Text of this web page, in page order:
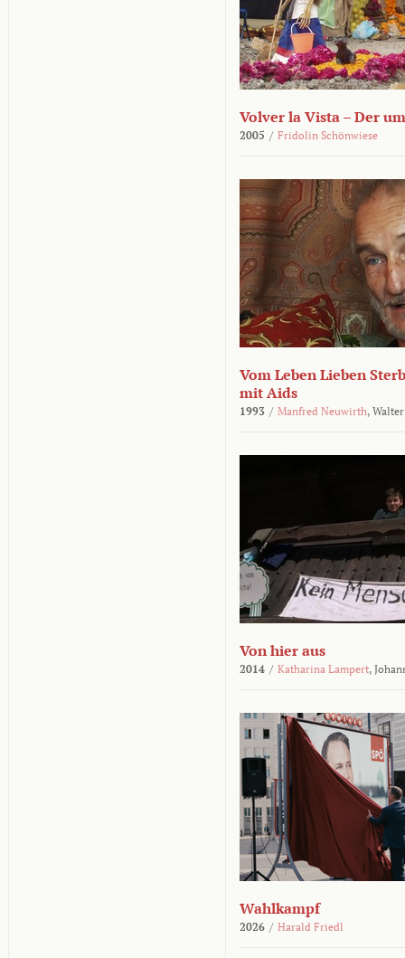
Volver la Vista – Der
2005 / Fridolin Schönwiese
Vom Leben Lieben
mit Aids
1993 / Manfred Neuwirth,
Von hier aus
2014 / Katharina Lampert,
Wahlkampf
2026 / Harald Friedl